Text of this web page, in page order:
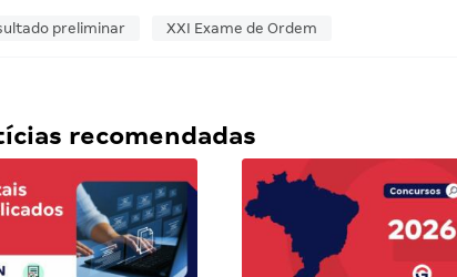
preliminar XXI Exame de Ordem
recomendadas